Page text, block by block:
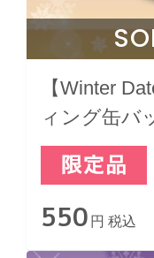
【Winter
ィング缶バ
550 円 税込